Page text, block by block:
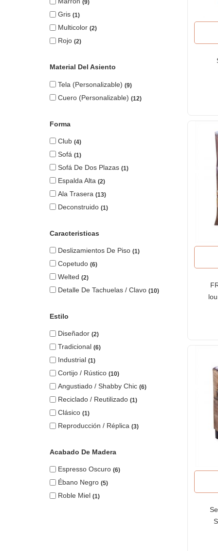
9
Gris 1
Multicolor 2
Rojo 2
Material Del Asiento
Tela (personalizable) 9
Cuero (personalizable) 12
Forma
Club 4
Sofá 1
Sofá De Dos Plazas 1
Espalda Alta 2
Ala Trasera 13
Deconstruido 1
Caracteristicas
Deslizamientos De Piso 1
Copetudo 6
Welted 2
Detalle De Tachuelas / Clavo 10
Estilo
Diseñador 2
Tradicional 6
Industrial 1
Cortijo / Rústico 10
Angustiado / Shabby Chic 6
Reciclado / Reutilizado 1
Clásico 1
Reproducción / Réplica 3
Acabado De Madera
Espresso Oscuro 6
Ébano Negro 5
Roble Miel 1